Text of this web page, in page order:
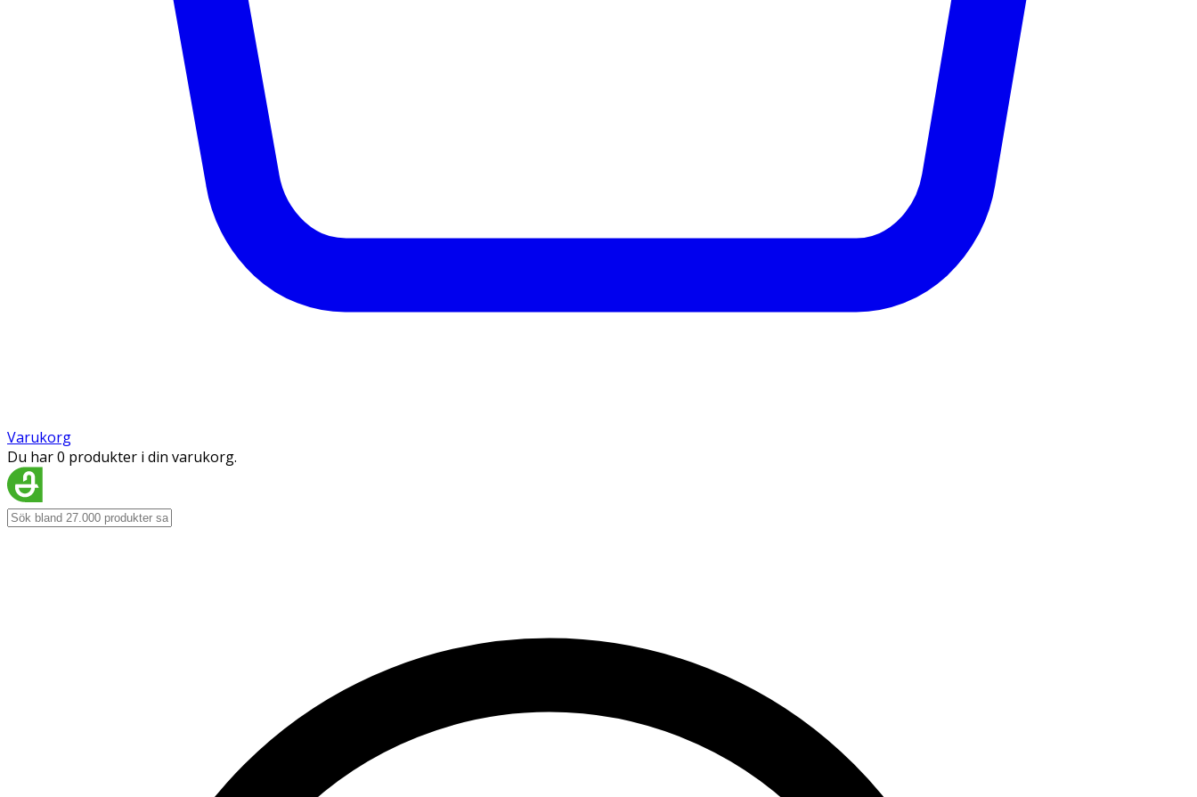
Varukorg
Du har 0 produkter i din varukorg.